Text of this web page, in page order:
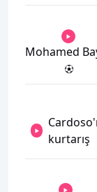
Mohamed
kurtarış